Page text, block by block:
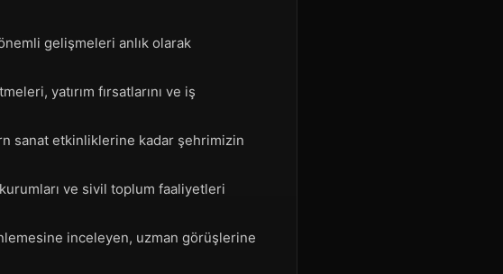
gelişmeleri anlık olarak
yatırım fırsatlarını ve iş
sanat etkinliklerine kadar şehrimizin
ve sivil toplum faaliyetleri
inceleyen, uzman görüşlerine